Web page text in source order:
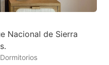
Nacional de Sierra